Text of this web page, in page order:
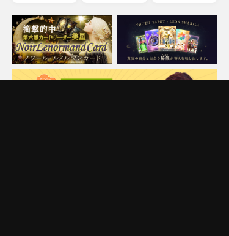
までズバッと暴いて
しまう全感覚霊視を
ご体感下さい。